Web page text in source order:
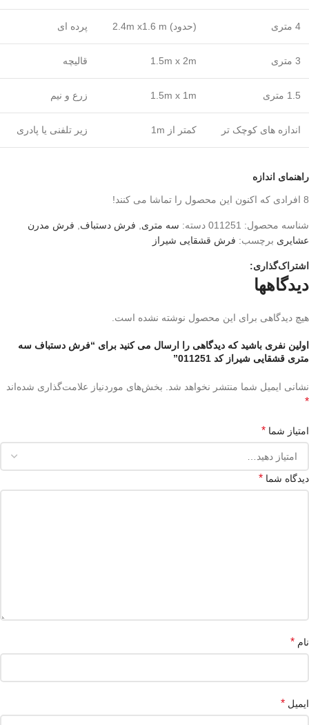
4 متری (حدود) 2.4m x1.6 m پرده ای
3 متری 1.5m x 2m قالیچه
1.5 متری 1.5m x 1m زرع و نیم
اندازه های کوچک تر کمتر از 1m زیر تلفنی یا پادری
راهنمای اندازه
8 افرادی که اکنون این محصول را تماشا می کنند!
شناسه محصول: 011251 دسته: سه متری, فرش دستباف, فرش مدرن
عشایری برچسب: فرش قشقایی شیراز
اشتراک‌گذاری:
دیدگاهها
هیچ دیدگاهی برای این محصول نوشته نشده است.
اولین نفری باشید که دیدگاهی را ارسال می کنید برای “فرش دستباف سه
متری قشقایی شیراز کد 011251”
نشانی ایمیل شما منتشر نخواهد شد. بخش‌های موردنیاز علامت‌گذاری شده‌اند
*
امتیاز شما *
دیدگاه شما *
نام *
ایمیل *